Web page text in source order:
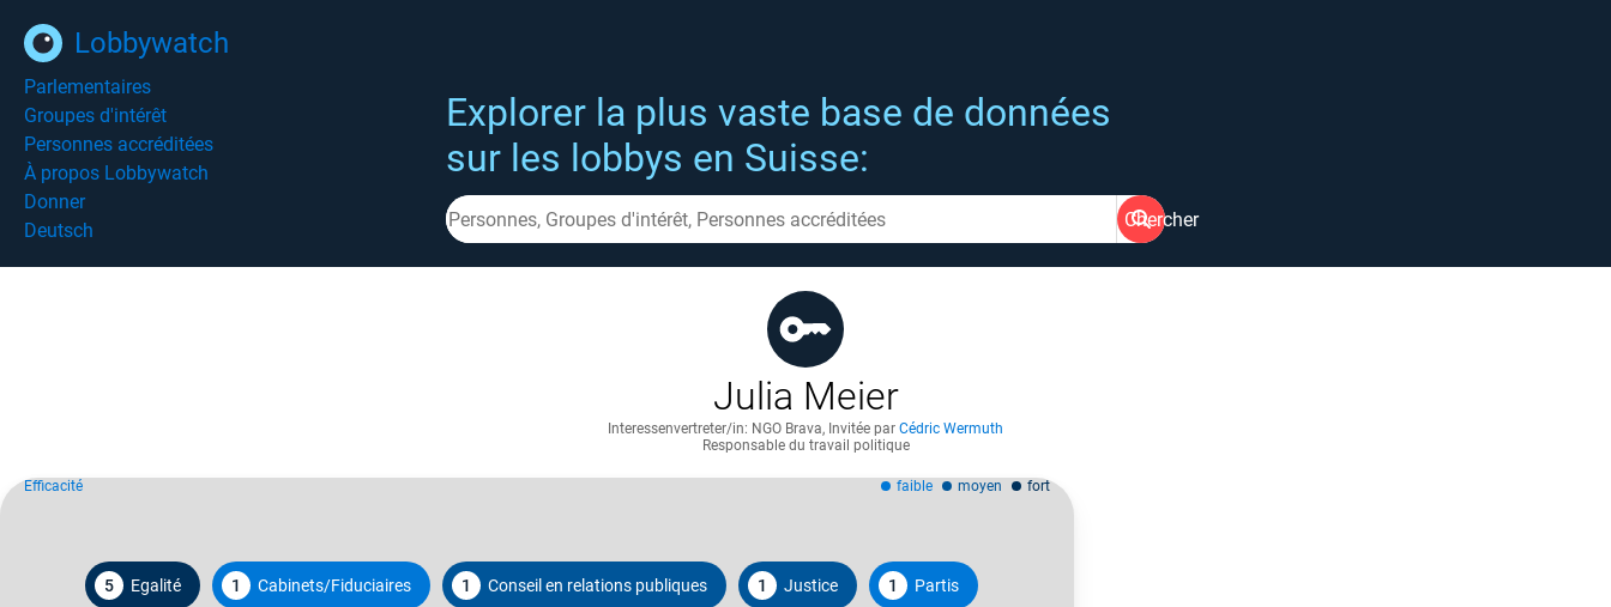
Lobbywatch
Parlementaires
Groupes d'intérêt
Personnes accréditées
À propos Lobbywatch
Donner
Deutsch
Explorer la plus vaste base de données
sur les lobbys en Suisse:
Chercher
Julia Meier
Interessenvertreter/in: NGO Brava, Invitée par Cédric Wermuth
Responsable du travail politique
5 Egalité 1 Cabinets/Fiduciaires 1 Conseil en relations publiques 1 Justice 1 Partis
Efficacité faible moyen fort